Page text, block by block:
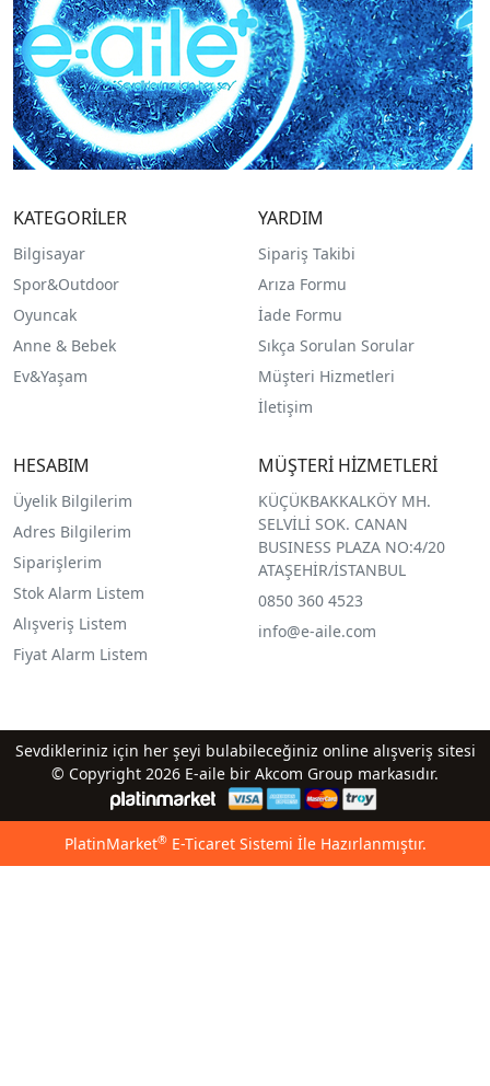
KATEGORİLER
Bilgisayar
Spor&Outdoor
Oyuncak
Anne & Bebek
Ev&Yaşam
YARDIM
Sipariş Takibi
Arıza Formu
İade Formu
Sıkça Sorulan Sorular
Müşteri Hizmetleri
İletişim
HESABIM
Üyelik Bilgilerim
Adres Bilgilerim
Siparişlerim
Stok Alarm Listem
Alışveriş Listem
Fiyat Alarm Listem
MÜŞTERİ HİZMETLERİ
KÜÇÜKBAKKALKÖY MH.
SELVİLİ SOK. CANAN
BUSINESS PLAZA NO:4/20
ATAŞEHİR/İSTANBUL
0850 360 4523
info@e-aile.com
Sevdikleriniz için her şeyi bulabileceğiniz online alışveriş sitesi
© Copyright 2026 E-aile bir Akcom Group markasıdır.
PlatinMarket®E-Ticaret Sistemi İle Hazırlanmıştır.